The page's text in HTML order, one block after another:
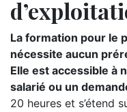
La formation pour le
nécessite aucun
Elle est accessible à
salarié ou un
20 heures et s’étend